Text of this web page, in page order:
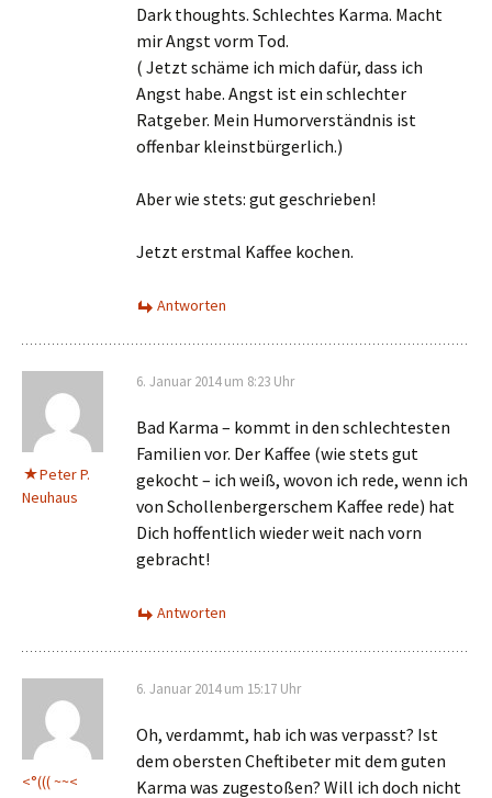
Dark thoughts. Schlechtes Karma. Macht
mir Angst vorm Tod.
( Jetzt schäme ich mich dafür, dass ich
Angst habe. Angst ist ein schlechter
Ratgeber. Mein Humorverständnis ist
offenbar kleinstbürgerlich.)
Aber wie stets: gut geschrieben!
Jetzt erstmal Kaffee kochen.
Antworten
Peter P.
Neuhaus
6. Januar 2014 um 8:23 Uhr
Bad Karma – kommt in den schlechtesten
Familien vor. Der Kaffee (wie stets gut
gekocht – ich weiß, wovon ich rede, wenn ich
von Schollenbergerschem Kaffee rede) hat
Dich hoffentlich wieder weit nach vorn
gebracht!
Antworten
<°((( ~~<
6. Januar 2014 um 15:17 Uhr
Oh, verdammt, hab ich was verpasst? Ist
dem obersten Cheftibeter mit dem guten
Karma was zugestoßen? Will ich doch nicht